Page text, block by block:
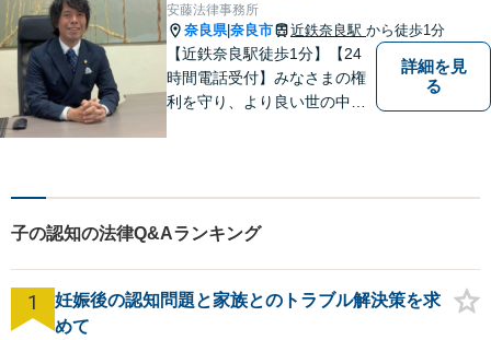
安藤法律事務所
奈良県|奈良市 近鉄奈良駅 から徒歩1分
【近鉄奈良駅徒歩1分】【24
時間電話受付】みなさまの権
利を守り、より良い世の中に
ています。法律トラブルでお
悩みごとがありましたら、お
気軽にご相談ください。
詳細を見
る
子の認知の法律Q&Aランキング
1
妊娠後の認知問題と家族とのトラブル解決策を求
めて